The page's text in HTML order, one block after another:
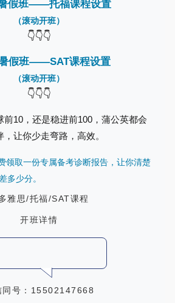
假班——托福课程设置
（滚动开班）
👇👇👇
假班——SAT课程设置
（滚动开班）
👇👇👇
前10，还是稳进前100，蒲公英都会
让你少走弯路，高效。
领取一份专属备考诊断报告，让你清楚
多少分。
雅思/托福/SAT课程
开班详情
同号：15502147668